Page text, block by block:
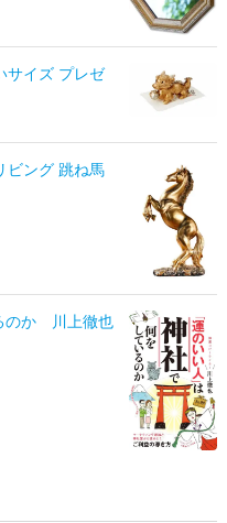
サイズ プレゼ
ビング 跳ね馬
のか 川上徹也